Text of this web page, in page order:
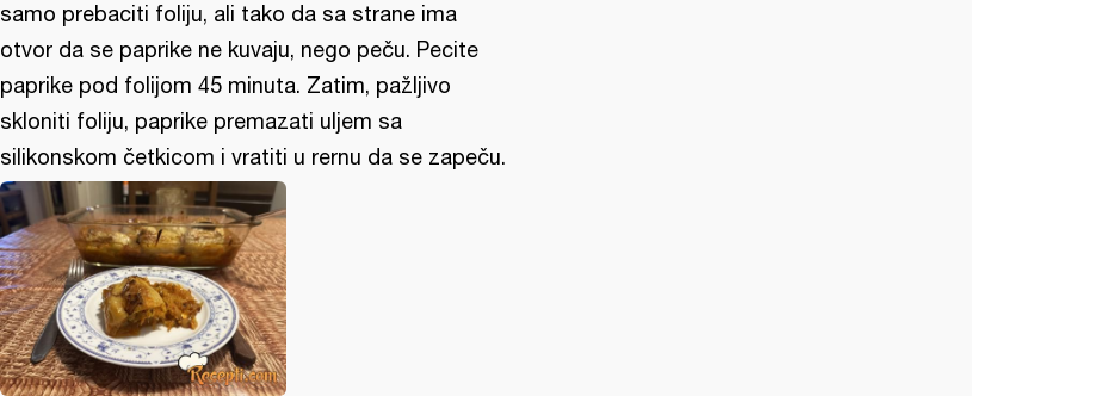
samo prebaciti foliju, ali tako da sa strane ima
otvor da se paprike ne kuvaju, nego peču. Pecite
paprike pod folijom 45 minuta. Zatim, pažljivo
skloniti foliju, paprike premazati uljem sa
silikonskom četkicom i vratiti u rernu da se zapeču.